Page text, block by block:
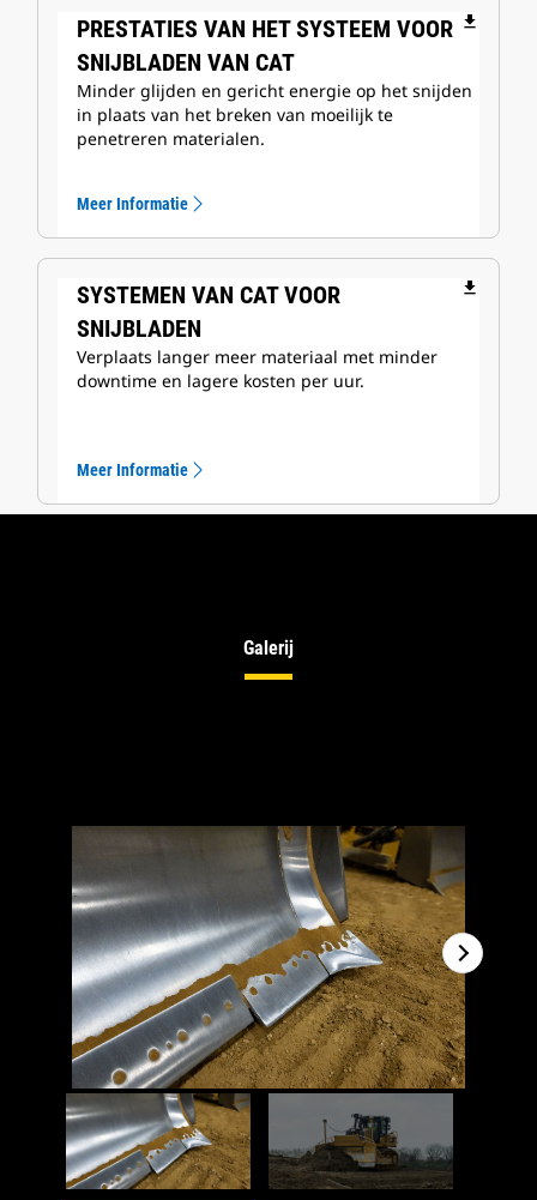
PRESTATIES VAN HET SYSTEEM VOOR
SNIJBLADEN VAN CAT
file_download
Minder glijden en gericht energie op het snijden
in plaats van het breken van moeilijk te
penetreren materialen.
Meer Informatie
SYSTEMEN VAN CAT VOOR
SNIJBLADEN
file_download
Verplaats langer meer materiaal met minder
downtime en lagere kosten per uur.
Meer Informatie
Galerij